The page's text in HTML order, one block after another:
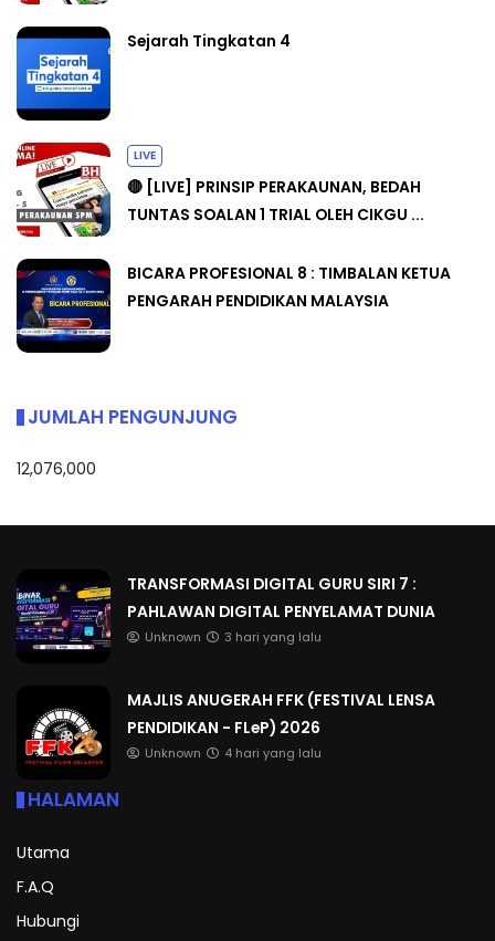
Sejarah Tingkatan 4
LIVE
🔴 [LIVE] PRINSIP PERAKAUNAN, BEDAH
TUNTAS SOALAN 1 TRIAL OLEH CIKGU ...
BICARA PROFESIONAL 8 : TIMBALAN KETUA
PENGARAH PENDIDIKAN MALAYSIA
JUMLAH PENGUNJUNG
12,076,000
TRANSFORMASI DIGITAL GURU SIRI 7 :
PAHLAWAN DIGITAL PENYELAMAT DUNIA
Unknown 3 hari yang lalu
MAJLIS ANUGERAH FFK (FESTIVAL LENSA
PENDIDIKAN - FLeP) 2026
Unknown 4 hari yang lalu
HALAMAN
Utama
F.A.Q
Hubungi